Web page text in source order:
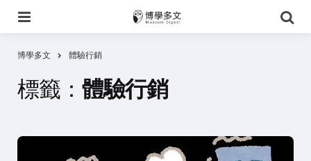
尋
博學多文 體驗行銷
標籤： 體驗行銷